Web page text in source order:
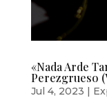
«Nada Arde
Perezgrueso
Jul 4, 2023 |